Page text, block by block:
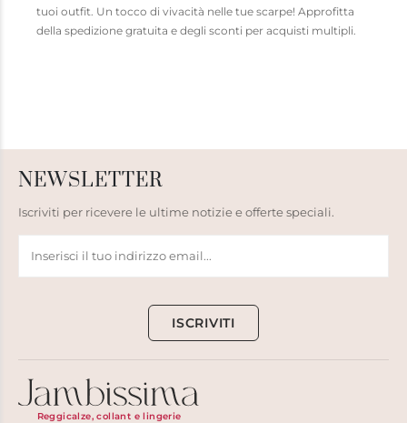
tuoi outfit. Un tocco di vivacità nelle tue scarpe! Approfitta
della spedizione gratuita e degli sconti per acquisti multipli.
NEWSLETTER
Iscriviti per ricevere le ultime notizie e offerte speciali.
ISCRIVITI
Reggicalze, collant e lingerie